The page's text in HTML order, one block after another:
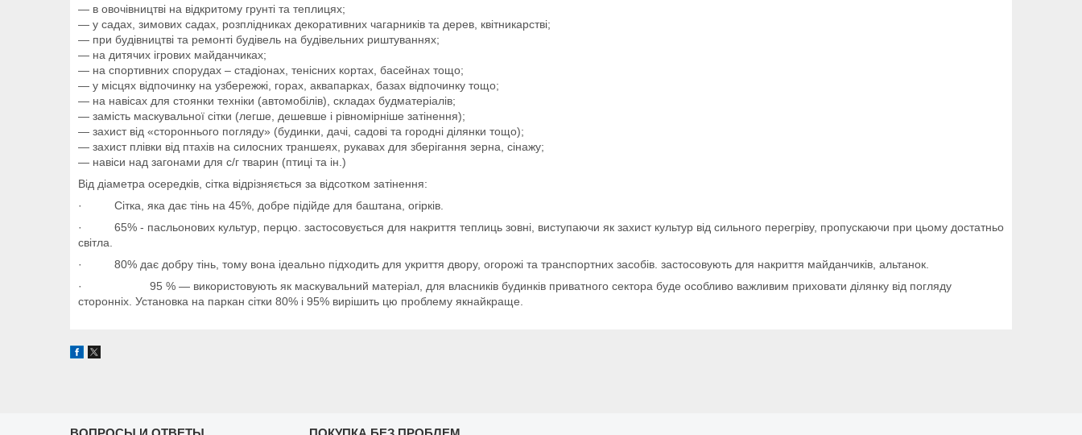
― в овочівництві на відкритому грунті та теплицях;
― у садах, зимових садах, розплідниках декоративних чагарників та дерев, квітникарстві;
― при будівництві та ремонті будівель на будівельних риштуваннях;
― на дитячих ігрових майданчиках;
― на спортивних спорудах – стадіонах, тенісних кортах, басейнах тощо;
― у місцях відпочинку на узбережжі, горах, аквапарках, базах відпочинку тощо;
― на навісах для стоянки техніки (автомобілів), складах будматеріалів;
― замість маскувальної сітки (легше, дешевше і рівномірніше затінення);
― захист від «стороннього погляду» (будинки, дачі, садові та городні ділянки тощо);
― захист плівки від птахів на силосних траншеях, рукавах для зберігання зерна, сінажу;
― навіси над загонами для с/г тварин (птиці та ін.)
Від діаметра осередків, сітка відрізняється за відсотком затінення:
· Сітка, яка дає тінь на 45%, добре підійде для баштана, огірків.
· 65% - пасльонових культур, перцю. застосовується для накриття теплиць зовні, виступаючи як захист культур від сильного перегріву, пропускаючи при цьому достатньо
світла.
· 80% дає добру тінь, тому вона ідеально підходить для укриття двору, огорожі та транспортних засобів. застосовують для накриття майданчиків, альтанок.
· 95 % — використовують як маскувальний матеріал, для власників будинків приватного сектора буде особливо важливим приховати ділянку від погляду
сторонніх. Установка на паркан сітки 80% і 95% вирішить цю проблему якнайкраще.